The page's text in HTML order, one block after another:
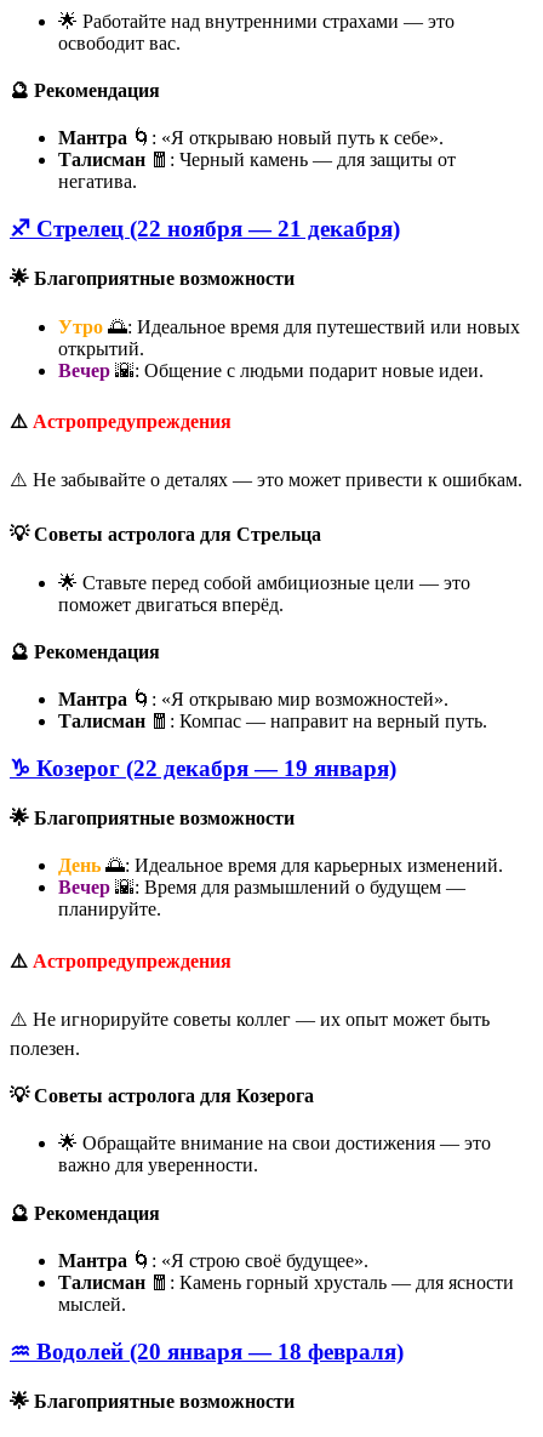
🌟 Работайте над внутренними страхами — это
освободит вас.
🔮 Рекомендация
Мантра 🌀: «Я открываю новый путь к себе».
Талисман 🧧: Черный камень — для защиты от
негатива.
♐ Стрелец (22 ноября — 21 декабря)
🌟 Благоприятные возможности
Утро 🌅: Идеальное время для путешествий или новых
открытий.
Вечер 🌇: Общение с людьми подарит новые идеи.
⚠️ Астропредупреждения
⚠️ Не забывайте о деталях — это может привести к ошибкам.
💡 Советы астролога для Стрельца
🌟 Ставьте перед собой амбициозные цели — это
поможет двигаться вперёд.
🔮 Рекомендация
Мантра 🌀: «Я открываю мир возможностей».
Талисман 🧧: Компас — направит на верный путь.
♑ Козерог (22 декабря — 19 января)
🌟 Благоприятные возможности
День 🌅: Идеальное время для карьерных изменений.
Вечер 🌇: Время для размышлений о будущем —
планируйте.
⚠️ Астропредупреждения
⚠️ Не игнорируйте советы коллег — их опыт может быть
полезен.
💡 Советы астролога для Козерога
🌟 Обращайте внимание на свои достижения — это
важно для уверенности.
🔮 Рекомендация
Мантра 🌀: «Я строю своё будущее».
Талисман 🧧: Камень горный хрусталь — для ясности
мыслей.
♒ Водолей (20 января — 18 февраля)
🌟 Благоприятные возможности